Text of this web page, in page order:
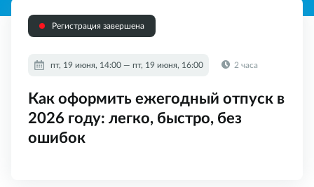
Регистрация завершена
пт, 19 июня, 14:00 — пт, 19 июня, 16:00 2 часа
Как оформить ежегодный отпуск в
2026 году: легко, быстро, без
ошибок